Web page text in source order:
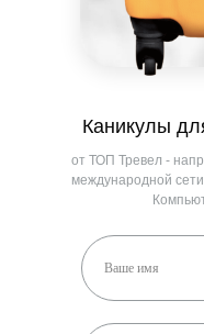
от ТОП Тревел -
международной
Каникулы